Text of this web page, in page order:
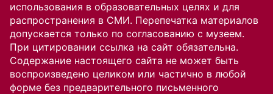
использования в образовательных целях и для
распространения в СМИ. Перепечатка материалов
допускается только по согласованию с музеем.
При цитировании ссылка на сайт обязательна.
Содержание настоящего сайта не может быть
воспроизведено целиком или частично в любой
форме без предварительного письменного